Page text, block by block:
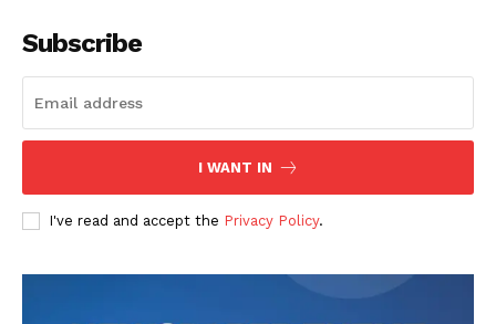
Subscribe
I WANT IN
I've read and accept the Privacy Policy.